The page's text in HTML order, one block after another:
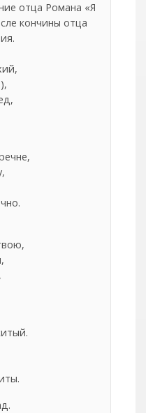
отца Романа «Я
кончины отца